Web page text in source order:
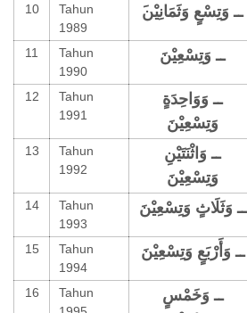
10
Tahun
1989
َــ وَتِسْعٍ وَثَمَانِيْن
11
Tahun
1990
ــ وَتِسْعِيْنَ
12
Tahun
1991
ــ وَوَاحِدَةٍ
وَتِسْعِيْنَ
13
Tahun
1992
ــ وَاثْنَتَيْنِ
وَتِسْعِيْنَ
14
Tahun
1993
ــ وَثَلَاثٍ وَتِسْعِيْنَ
15
Tahun
1994
ــ وَأَرْبَعٍ وَتِسْعِيْنَ
16
Tahun
ــ وَخَمْسٍ